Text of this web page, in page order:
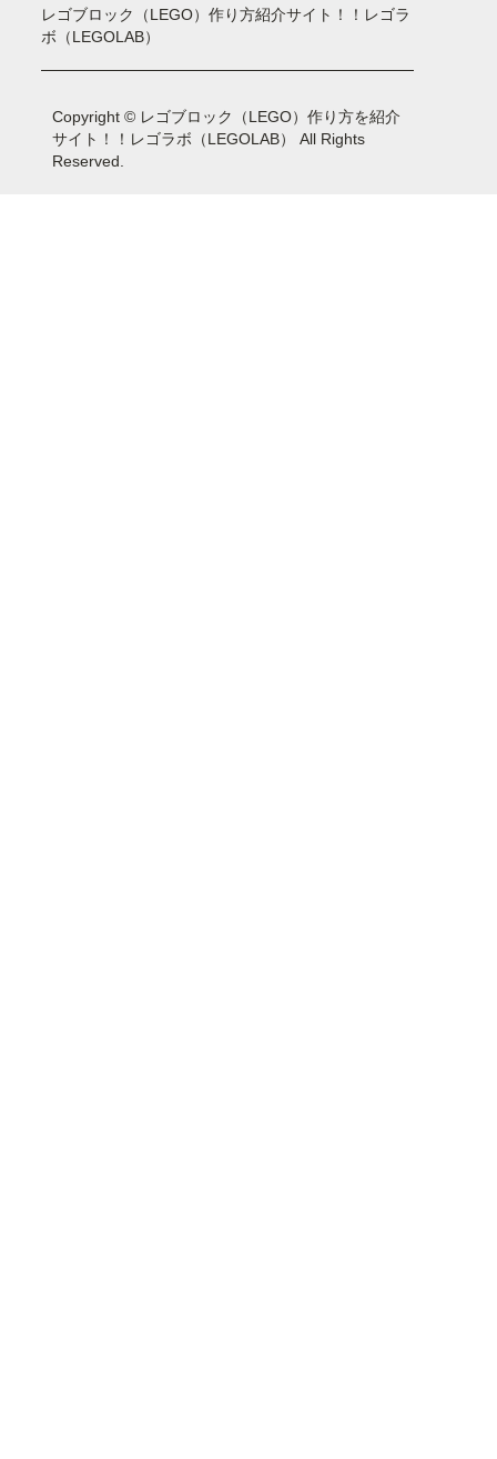
レゴブロック（LEGO）作り方紹介サイト！！レゴラ
ボ（LEGOLAB）
Copyright © レゴブロック（LEGO）作り方を紹介
サイト！！レゴラボ（LEGOLAB） All Rights
Reserved.